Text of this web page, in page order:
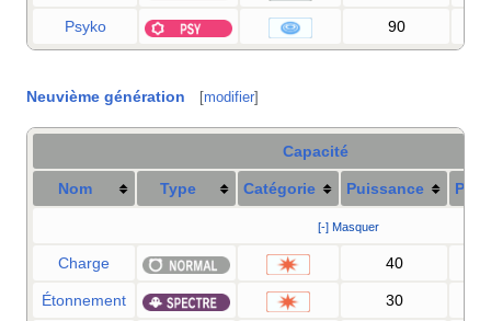
Psyko 90
Neuvième génération [modifier]
Capacité
Nom Type Catégorie Puissance
[-] Masquer
Charge 40
Étonnement 30